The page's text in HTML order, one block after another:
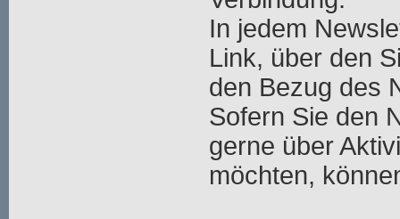
In jedem
Link, über den
den Bezug des
Sofern Sie den
gerne über
möchten,